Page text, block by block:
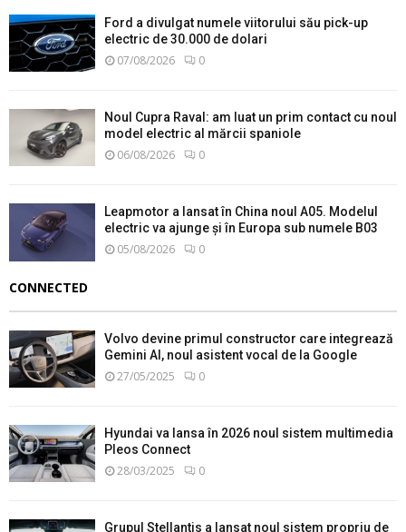
Ford a divulgat numele viitorului său pick-up
electric de 30.000 de dolari
07/08/2026 0
Noul Cupra Raval: am luat un prim contact cu noul
model electric al mărcii spaniole
06/08/2026 0
Leapmotor a lansat în China noul A05. Modelul
electric va ajunge și în Europa sub numele B03
05/08/2026 0
CONNECTED
Volvo devine primul constructor care integrează
Gemini AI, noul asistent vocal de la Google
27/05/2025 0
Hyundai va lansa în 2026 noul sistem multimedia
Pleos Connect
28/03/2025 0
Grupul Stellantis a lansat noul sistem propriu de